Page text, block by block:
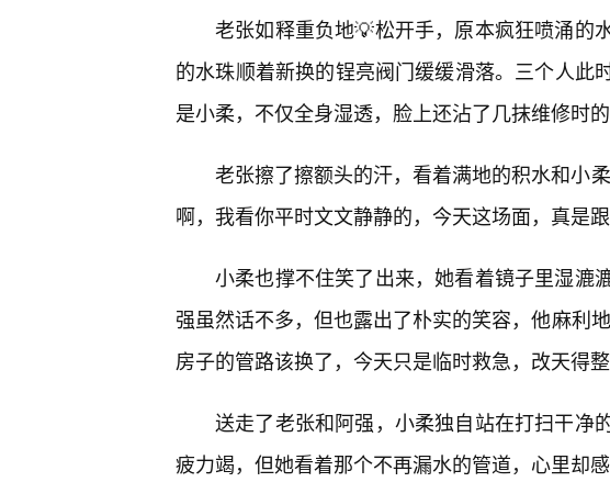
老张如释重负地💡松开手，原本疯狂喷涌的
的水珠顺着新换的锃亮阀门缓缓滑落。三个人此
是小柔，不仅全身湿透，脸上还沾了几抹维修时
老张擦了擦额头的汗，看着满地的积水和小
啊，我看你平时文文静静的，今天这场面，真是
小柔也撑不住笑了出来，她看着镜子里湿漉
强虽然话不多，但也露出了朴实的笑容，他麻利
房子的管路该换了，今天只是临时救急，改天得
送走了老张和阿强，小柔独自站在打扫干净
疲力竭，但她看着那个不再漏水的管道，心里却